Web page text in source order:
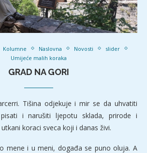
Kolumne Naslovna Novosti
slider
Umijeće malih koraka
GRAD NA GORI
Tišina odjekuje i mir se da uhvatiti
i narušiti ljepotu sklada, prirode i
koraci sveca koji i danas živi.
mene i u meni, događa se puno oluja. A